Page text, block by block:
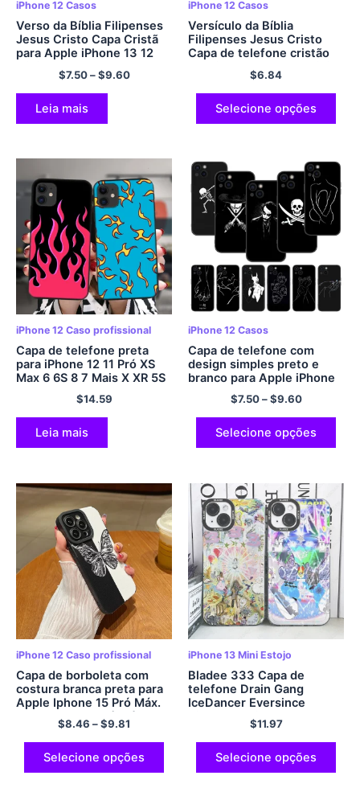
iPhone 12 Casos
Verso da Bíblia Filipenses
Jesus Cristo Capa Cristã
para Apple iPhone 13 12
Mini 11 Pro XS Max XR X 8
7 6S 6 Mais 5S 5 SE 2020
$7.50–$9.60
Leia mais
iPhone 12 Casos
Versículo da Bíblia
Filipenses Jesus Cristo
Capa de telefone cristão
para iPhone 11 12 13 mini
pro XS MAX 8 7 6 6S mais
2020 Caso XR
$6.84
Selecione opções
iPhone 12 Caso profissional
Capa de telefone preta
para iPhone 12 11 Pró XS
Max 6 6S 8 7 Mais X XR 5S
SE 2020 12Capa de
silicone TPU macia com
mini chama artística de
fogo
$14.59
Leia mais
iPhone 12 Casos
Capa de telefone com
design simples preto e
branco para Apple iPhone
13 12 Mini 11 Pro XS Max
XR X 8 7 6S 6 Mais 5S 5 SE
2020 Capa preta macia
$7.50–$9.60
Selecione opções
iPhone 12 Caso profissional
Capa de borboleta com
costura branca preta para
Apple Iphone 15 Pró Máx.
15 14 13 12 11 Pró Máx. 14
15 Mais capa de telefone à
prova de choque
$8.46 –$9.81
Selecione opções
iPhone 13 Mini Estojo
Bladee 333 Capa de
telefone Drain Gang
IceDancer Eversince
Ticket para iPhone 15 14
13 12 11 Capa transparente
macia Pro Max Mini XS X
XR SE
$11.97
Selecione opções